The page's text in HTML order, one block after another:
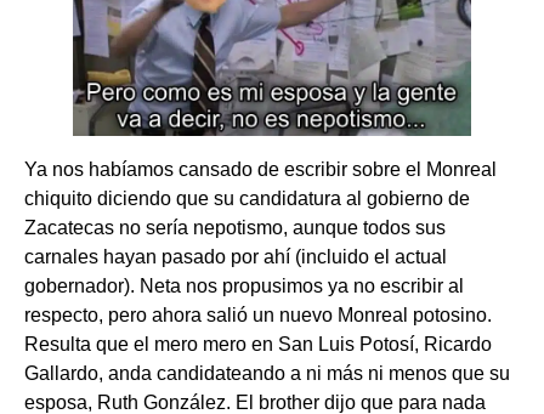
Ya nos habíamos cansado de escribir sobre el Monreal
chiquito diciendo que su candidatura al gobierno de
Zacatecas no sería nepotismo, aunque todos sus
carnales hayan pasado por ahí (incluido el actual
gobernador). Neta nos propusimos ya no escribir al
respecto, pero ahora salió un nuevo Monreal potosino.
Resulta que el mero mero en San Luis Potosí, Ricardo
Gallardo, anda candidateando a ni más ni menos que su
esposa, Ruth González. El brother dijo que para nada